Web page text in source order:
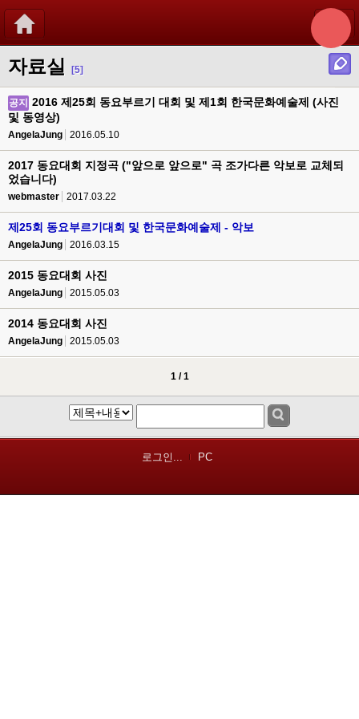
자료실 [5]
공지
2016 제25회 동요부르기 대회 및 제1회 한국문화예술제 (사진
및 동영상)
AngelaJung 2016.05.10
2017 동요대회 지정곡 ("앞으로 앞으로" 곡 조가다른 악보로 교체되
었습니다)
webmaster 2017.03.22
제25회 동요부르기대회 및 한국문화예술제 - 악보
AngelaJung 2016.03.15
2015 동요대회 사진
AngelaJung 2015.05.03
2014 동요대회 사진
AngelaJung 2015.05.03
1 / 1
로그인... PC